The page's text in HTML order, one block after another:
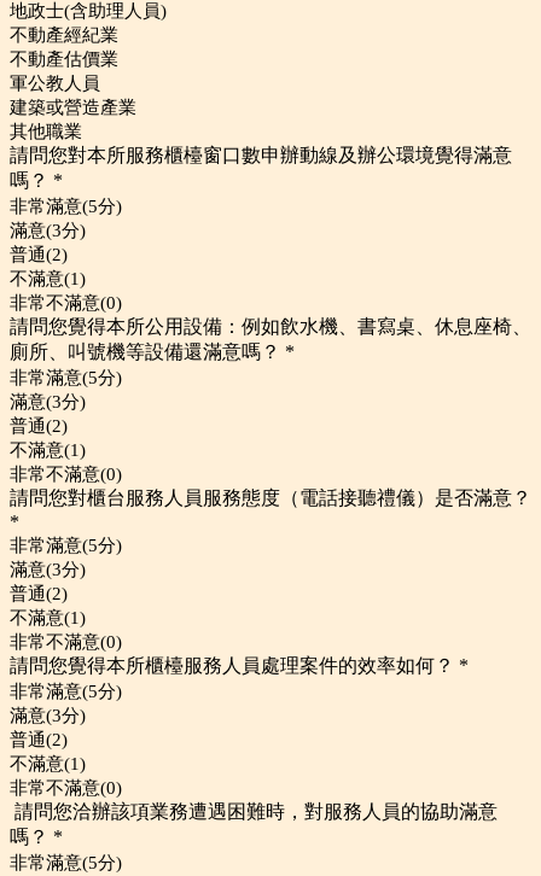
地政士(含助理人員)
不動產經紀業
不動產估價業
軍公教人員
建築或營造產業
其他職業
請問您對本所服務櫃檯窗口數申辦動線及辦公環境覺得滿意
嗎？ *
非常滿意(5分)
滿意(3分)
普通(2)
不滿意(1)
非常不滿意(0)
請問您覺得本所公用設備：例如飲水機、書寫桌、休息座椅、
廁所、叫號機等設備還滿意嗎？ *
非常滿意(5分)
滿意(3分)
普通(2)
不滿意(1)
非常不滿意(0)
請問您對櫃台服務人員服務態度（電話接聽禮儀）是否滿意？
*
非常滿意(5分)
滿意(3分)
普通(2)
不滿意(1)
非常不滿意(0)
請問您覺得本所櫃檯服務人員處理案件的效率如何？ *
非常滿意(5分)
滿意(3分)
普通(2)
不滿意(1)
非常不滿意(0)
請問您洽辦該項業務遭遇困難時，對服務人員的協助滿意
嗎？ *
非常滿意(5分)